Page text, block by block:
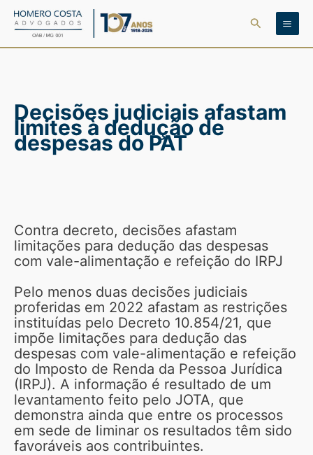
para
Pesquisar
Decisões judiciais afastam
limites à dedução de
despesas do PAT
Contra decreto, decisões afastam
limitações para dedução das despesas
com vale-alimentação e refeição do IRPJ
Pelo menos duas decisões judiciais
proferidas em 2022 afastam as restrições
instituídas pelo Decreto 10.854/21, que
impõe limitações para dedução das
despesas com vale-alimentação e refeição
do Imposto de Renda da Pessoa Jurídica
(IRPJ). A informação é resultado de um
levantamento feito pelo JOTA, que
demonstra ainda que entre os processos
em sede de liminar os resultados têm sido
favoráveis aos contribuintes.